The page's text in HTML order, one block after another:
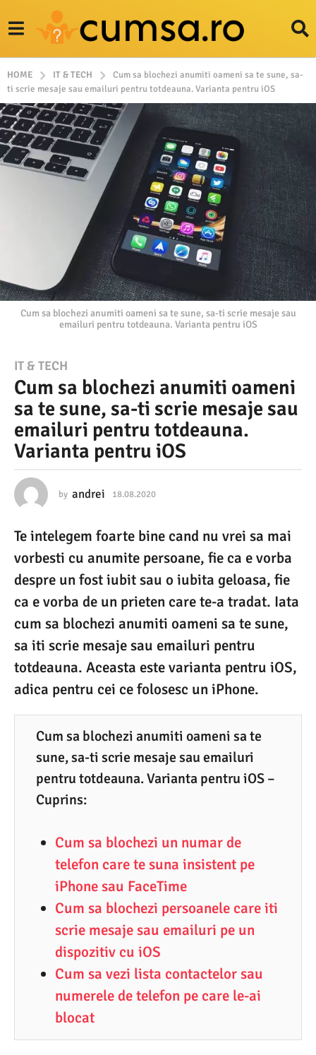
HOME IT & TECH
Cum sa blochezi anumiti oameni sa te sune, sa-
ti scrie mesaje sau emailuri pentru totdeauna. Varianta pentru iOS
Cum sa blochezi anumiti oameni sa te sune, sa-ti scrie mesaje sau
emailuri pentru totdeauna. Varianta pentru iOS
1
8
.
0
8
2
2
0
1
8
.
0
8
.
2
IT & TECH
Cum sa blochezi anumiti oameni
sa te sune, sa-ti scrie mesaje sau
emailuri pentru totdeauna.
Varianta pentru iOS
by andrei 18.08.2020
0
.
2
0
2
Te intelegem foarte bine cand nu vrei sa mai
vorbesti cu anumite persoane, fie ca e vorba
despre un fost iubit sau o iubita geloasa, fie
ca e vorba de un prieten care te-a tradat. Iata
cum sa blochezi anumiti oameni sa te sune,
sa iti scrie mesaje sau emailuri pentru
totdeauna. Aceasta este varianta pentru iOS,
adica pentru cei ce folosesc un iPhone.
Cum sa blochezi anumiti oameni sa te
sune, sa-ti scrie mesaje sau emailuri
pentru totdeauna. Varianta pentru iOS –
Cuprins:
Cum sa blochezi un numar de
telefon care te suna insistent pe
iPhone sau FaceTime
Cum sa blochezi persoanele care iti
scrie mesaje sau emailuri pe un
dispozitiv cu iOS
Cum sa vezi lista contactelor sau
numerele de telefon pe care le-ai
blocat